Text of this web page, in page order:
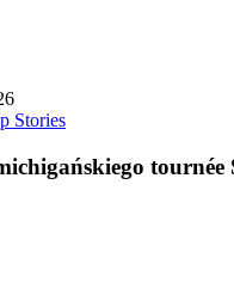
Stories